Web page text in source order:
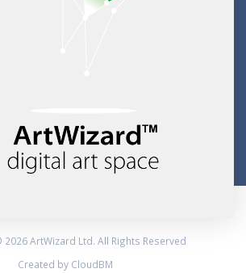
ArtWizard Ltd. All Rights Reserved
Created by CloudBM